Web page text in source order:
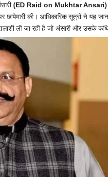
(ED Raid on Mukhtar Ansari)
छापेमारी की। आधिकारिक सूत्रों ने यह
ली जा रही है जो अंसारी और उसके